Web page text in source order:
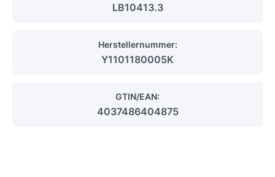
LB10413.3
Herstellernummer:
Y1101180005K
GTIN/EAN:
4037486404875